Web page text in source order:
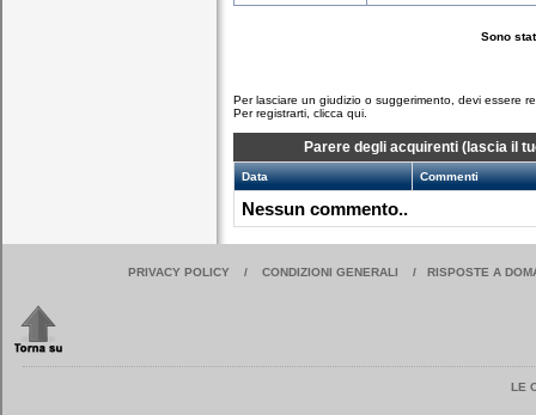
Sono
Per lasciare un giudizio o suggerimento, devi essere
Per registrarti, clicca qui.
Parere degli acquirenti (lascia il
Data Commenti
Nessun commento..
PRIVACY POLICY / CONDIZIONI GENERALI / RISPOSTE A
LE